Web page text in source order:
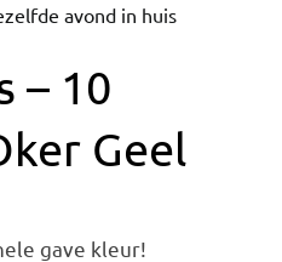
avond in huis
– 10
Geel
gave kleur!